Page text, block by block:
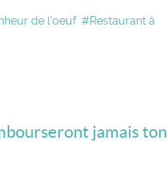
de l'oeuf
Restaurant à
jamais ton